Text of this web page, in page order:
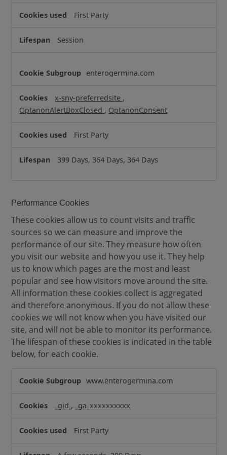
k
i
First Party
Session
enterogermina.com
x-sny-preferredsite ,
OptanonAlertBoxClosed , OptanonConsent
First Party
399 Days, 364 Days, 364 Days
Performance Cookies
These cookies allow us to count visits and traffic
sources so we can measure and improve the
performance of our site. They measure how often
you visit our website and how you use it. They help
us to know which pages are the most and least
popular and see how visitors move around the site.
All information these cookies collect is aggregated
and therefore anonymous. If you do not allow these
cookies we will not know when you have visited our
site, and will not be able to monitor its performance.
The lifespan of these cookies is indicated in the table
below, for each cookie.
www.enterogermina.com
_gid , _ga_xxxxxxxxxx
First Party